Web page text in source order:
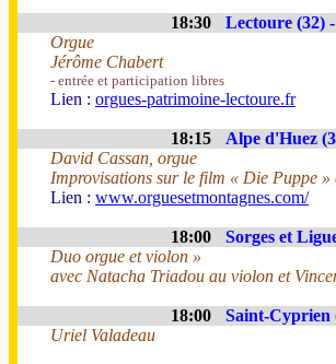
18:30 Lectoure (32) -
Orgue
Jérôme Chabert
- entrée et participation libres
Lien : orgues-patrimoine-lectoure.fr
18:15
Alpe d'Huez
David Cassan, orgue
Improvisations sur le film « Die Puppe
Lien : www.orguesetmontagnes.com/
18:00
Sorges et
Duo orgue et violon »
avec Natacha Triadou au violon et
18:00
Saint-Cyprien
Uriel Valadeau